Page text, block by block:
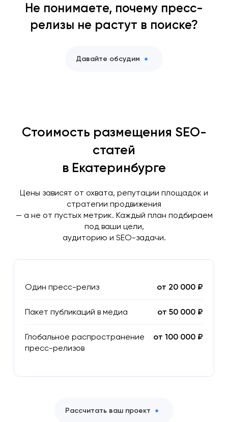
Не понимаете, почему пресс-
релизы не растут в поиске?
Давайте обсудим
Стоимость размещения SEO-
статей
в Екатеринбурге
Цены зависят от охвата, репутации площадок и
стратегии продвижения
— а не от пустых метрик. Каждый план подбираем
под ваши цели,
аудиторию и SEO-задачи.
Один пресс-релиз от 20 000 ₽
Пакет публикаций в медиа от 50 000 ₽
Глобальное распространение
пресс-релизов
от 100 000 ₽
Рассчитать ваш проект